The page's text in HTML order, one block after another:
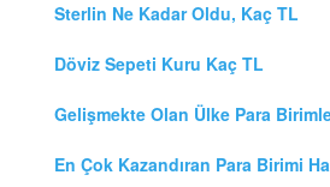
Sterlin Ne Kadar Oldu, Kaç TL
Döviz Sepeti Kuru Kaç TL
Gelişmekte Olan Ülke Para
En Çok Kazandıran Para Birimi